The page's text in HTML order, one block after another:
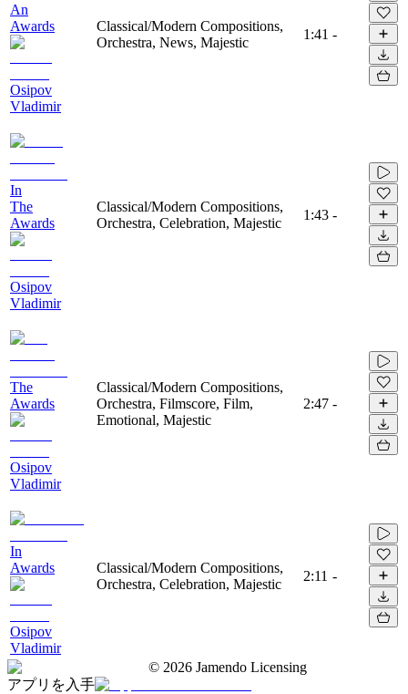
An
Awards
Osipov
Vladimir
Classical/Modern Compositions,
Orchestra, News, Majestic
1:41 -
In
The
Awards
Osipov
Vladimir
Classical/Modern Compositions,
Orchestra, Celebration, Majestic
1:43 -
The
Awards
Osipov
Vladimir
Classical/Modern Compositions,
Orchestra, Filmscore, Film,
Emotional, Majestic
2:47 -
In
Awards
Osipov
Vladimir
Classical/Modern Compositions,
Orchestra, Celebration, Majestic
2:11 -
© 2026 Jamendo Licensing
アプリを入手